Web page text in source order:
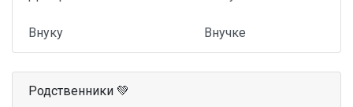
Внуку Внучке
Родственники 💚